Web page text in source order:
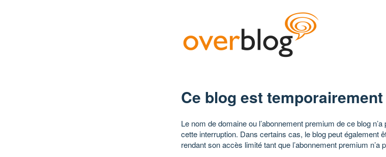
Ce blog est
Le nom de domaine ou l’abonnement premium de ce blog
cette interruption. Dans certains cas, le blog peut également
rendant son accès limité tant que l’abonnement premium n’a